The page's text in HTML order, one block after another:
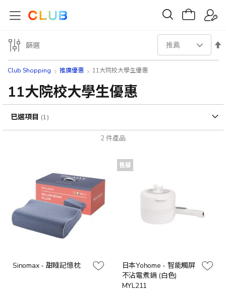
Club Shopping 推廣優惠 11大院校大學生優惠
11大院校大學生優惠
2件產品
設
序
方
Sinomax - 甜睡記憶枕
售罄
日本Yohome - 智能觸屏
不沾電煮鍋 (白色)
MYL211
篩選
已選項目